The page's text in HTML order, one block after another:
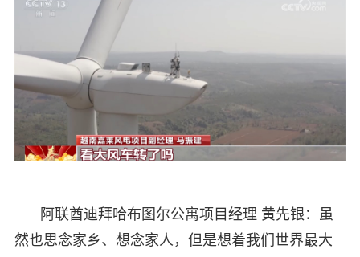
阿联酋迪拜哈布图尔公寓项目经理 黄先银：虽
然也思念家乡、想念家人，但是想着我们世界最大